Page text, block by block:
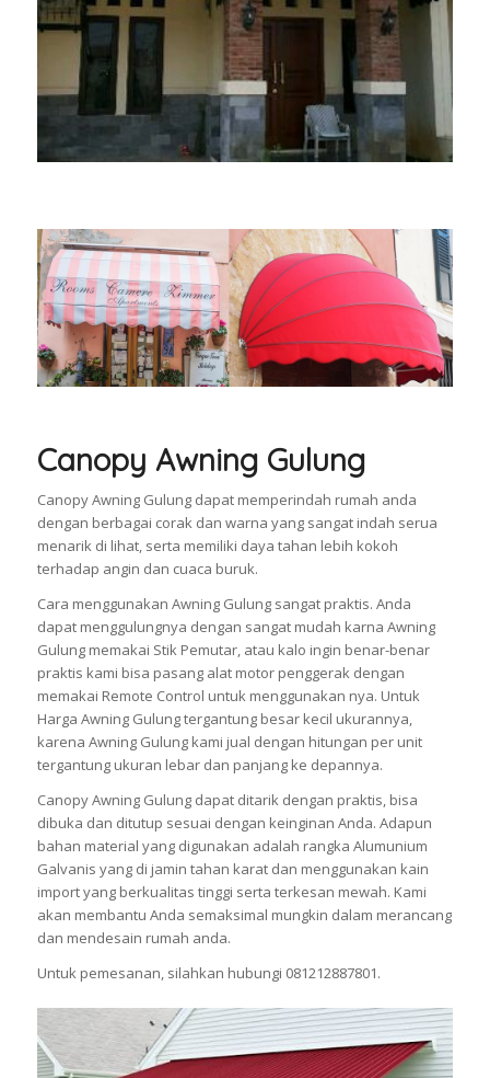
Canopy Awning Gulung
Canopy Awning Gulung dapat memperindah rumah anda
dengan berbagai corak dan warna yang sangat indah serua
menarik di lihat, serta memiliki daya tahan lebih kokoh
terhadap angin dan cuaca buruk.
Cara menggunakan Awning Gulung sangat praktis. Anda
dapat menggulungnya dengan sangat mudah karna Awning
Gulung memakai Stik Pemutar, atau kalo ingin benar-benar
praktis kami bisa pasang alat motor penggerak dengan
memakai Remote Control untuk menggunakan nya. Untuk
Harga Awning Gulung tergantung besar kecil ukurannya,
karena Awning Gulung kami jual dengan hitungan per unit
tergantung ukuran lebar dan panjang ke depannya.
Canopy Awning Gulung dapat ditarik dengan praktis, bisa
dibuka dan ditutup sesuai dengan keinginan Anda. Adapun
bahan material yang digunakan adalah rangka Alumunium
Galvanis yang di jamin tahan karat dan menggunakan kain
import yang berkualitas tinggi serta terkesan mewah. Kami
akan membantu Anda semaksimal mungkin dalam merancang
dan mendesain rumah anda.
Untuk pemesanan, silahkan hubungi 081212887801.